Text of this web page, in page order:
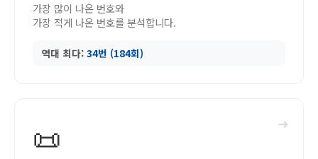
가장 많이 나온 번호와
가장 적게 나온 번호를 분석합니다.
역대 최다: 34번 (184회)
➜
📜